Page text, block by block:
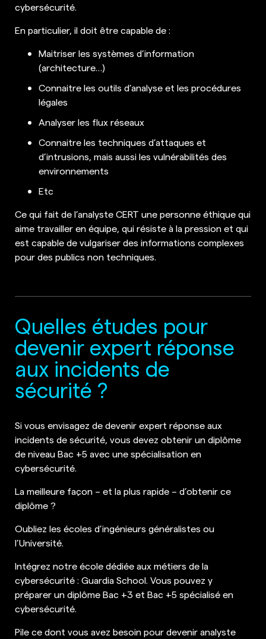
cybersécurité.
En particulier, il doit être capable de :
Maitriser les systèmes d’information
(architecture…)
Connaitre les outils d’analyse et les procédures
légales
Analyser les flux réseaux
Connaitre les techniques d’attaques et
d’intrusions, mais aussi les vulnérabilités des
environnements
Etc
Ce qui fait de l’analyste CERT une personne éthique qui
aime travailler en équipe, qui résiste à la pression et qui
est capable de vulgariser des informations complexes
pour des publics non techniques.
Quelles études pour
devenir expert réponse
aux incidents de
sécurité ?
Si vous envisagez de devenir expert réponse aux
incidents de sécurité, vous devez obtenir un diplôme
de niveau Bac +5 avec une spécialisation en
cybersécurité.
La meilleure façon – et la plus rapide – d’obtenir ce
diplôme ?
Oubliez les écoles d’ingénieurs généralistes ou
l’Université.
Intégrez notre école dédiée aux métiers de la
cybersécurité : Guardia School. Vous pouvez y
préparer un diplôme Bac +3 et Bac +5 spécialisé en
cybersécurité.
Pile ce dont vous avez besoin pour devenir analyste